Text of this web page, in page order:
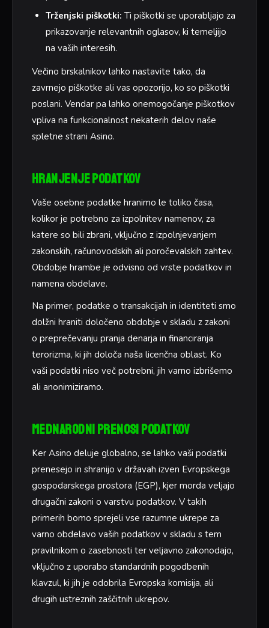
Trženjski piškotki: Ti piškotki se uporabljajo za
prikazovanje relevantnih oglasov, ki temeljijo
na vaših interesih.
Večino brskalnikov lahko nastavite tako, da
zavrnejo piškotke ali vas opozorijo, ko so piškotki
poslani. Vendar pa lahko onemogočanje piškotkov
vpliva na funkcionalnost nekaterih delov naše
spletne strani Asino.
Hranjenje podatkov
Vaše osebne podatke hranimo le toliko časa,
kolikor je potrebno za izpolnitev namenov, za
katere so bili zbrani, vključno z izpolnjevanjem
zakonskih, računovodskih ali poročevalskih zahtev.
Obdobje hrambe je odvisno od vrste podatkov in
namena obdelave.
Na primer, podatke o transakcijah in identiteti smo
dolžni hraniti določeno obdobje v skladu z zakoni
o preprečevanju pranja denarja in financiranja
terorizma, ki jih določa naša licenčna oblast. Ko
vaši podatki niso več potrebni, jih varno izbrišemo
ali anonimiziramo.
Mednarodni prenosi podatkov
Ker Asino deluje globalno, se lahko vaši podatki
prenesejo in shranijo v državah izven Evropskega
gospodarskega prostora (EGP), kjer morda veljajo
drugačni zakoni o varstvu podatkov. V takih
primerih bomo sprejeli vse razumne ukrepe za
varno obdelavo vaših podatkov v skladu s tem
pravilnikom o zasebnosti ter veljavno zakonodajo,
vključno z uporabo standardnih pogodbenih
klavzul, ki jih je odobrila Evropska komisija, ali
drugih ustreznih zaščitnih ukrepov.